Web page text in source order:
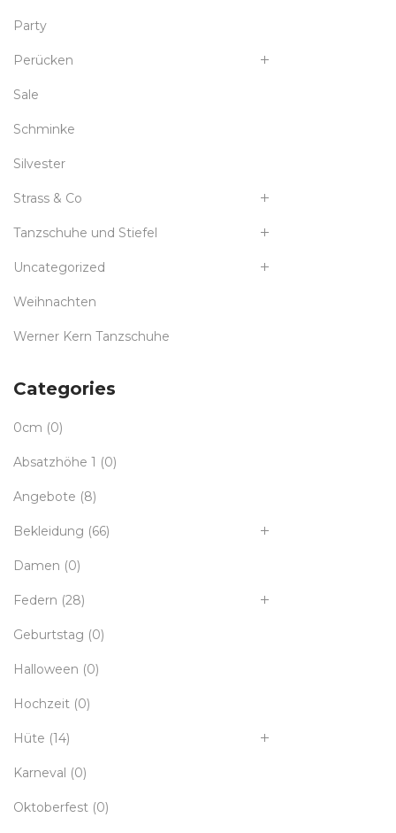
Party
Perücken
Sale
Schminke
Silvester
Strass & Co
Tanzschuhe und Stiefel
Uncategorized
Weihnachten
Werner Kern Tanzschuhe
Categories
0cm (0)
Absatzhöhe 1 (0)
Angebote (8)
Bekleidung (66)
Damen (0)
Federn (28)
Geburtstag (0)
Halloween (0)
Hochzeit (0)
Hüte (14)
Karneval (0)
Oktoberfest (0)